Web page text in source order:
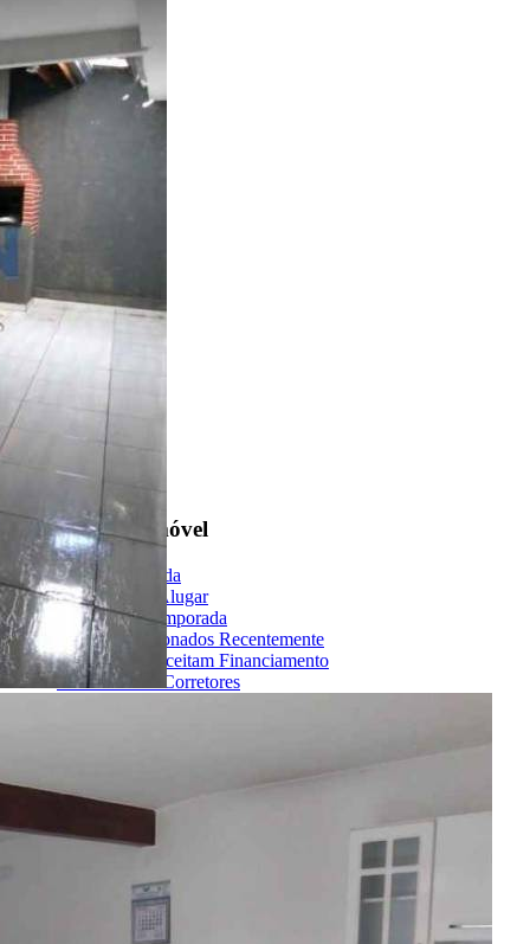
Jardim da Grama
3 Quartos
3 Banheiros
Encontre um Imóvel
Imóveis à Venda
Imóveis para Alugar
Imóveis de Temporada
Imóveis Adicionados Recentemente
Imóveis que Aceitam Financiamento
Imobiliárias e Corretores
Anuncie seu Imóvel
Cadastre-se | Inclua sua Imobiliária
Como Funciona
Política de Privacidade
Mapa do Site